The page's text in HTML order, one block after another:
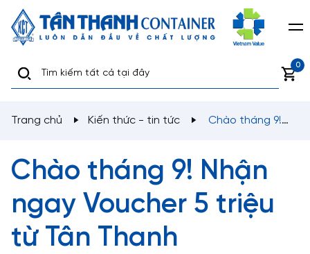
0
Trang chủ Kiến thức - tin tức
Chào tháng 9! Nhận
ngay Voucher 5 triệu
từ Tân Thanh